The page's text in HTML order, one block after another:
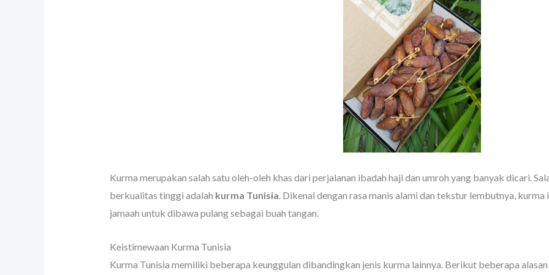
Kurma merupakan salah satu oleh-oleh khas dari perjalanan ibadah haji dan umroh yang banyak dicari.
berkualitas tinggi adalah kurma Tunisia. Dikenal dengan rasa manis alami dan tekstur lembutnya,
jamaah untuk dibawa pulang sebagai buah tangan.
Keistimewaan Kurma Tunisia
Kurma Tunisia memiliki beberapa keunggulan dibandingkan jenis kurma lainnya. Berikut beberapa